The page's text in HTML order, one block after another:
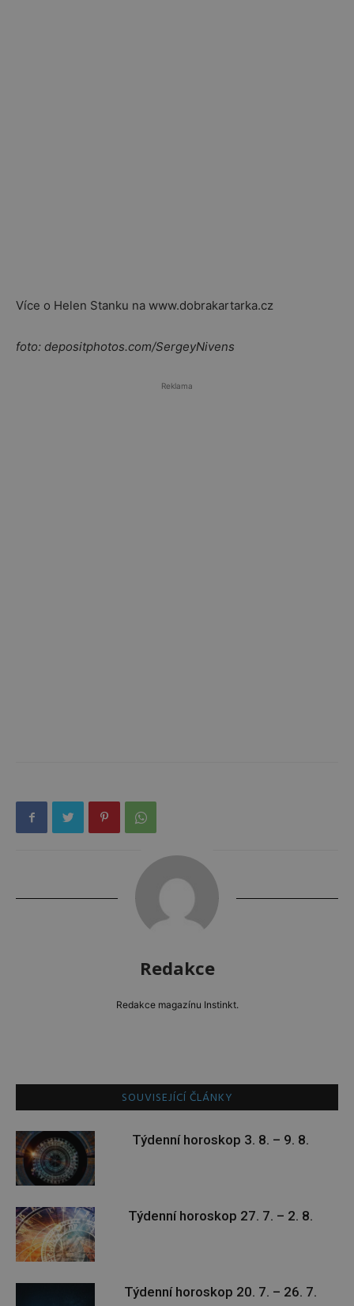
Více o Helen Stanku na www.dobrakartarka.cz
foto: depositphotos.com/SergeyNivens
Reklama
Redakce
Redakce magazínu Instinkt.
SOUVISEJÍCÍ ČLÁNKY
Týdenní horoskop 3. 8. – 9. 8.
Týdenní horoskop 27. 7. – 2. 8.
Týdenní horoskop 20. 7. – 26. 7.